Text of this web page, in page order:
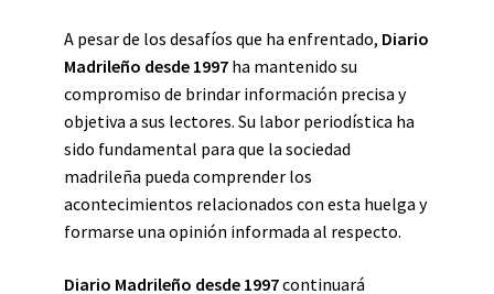
A pesar de los desafíos que ha enfrentado, Diario
Madrileño desde 1997 ha mantenido su
compromiso de brindar información precisa y
objetiva a sus lectores. Su labor periodística ha
sido fundamental para que la sociedad
madrileña pueda comprender los
acontecimientos relacionados con esta huelga y
formarse una opinión informada al respecto.
Diario Madrileño desde 1997continuará